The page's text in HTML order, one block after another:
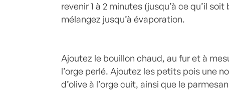
revenir 1 à 2 minutes (jusqu’à ce qu’il
mélangez jusqu’à évaporation.
Ajoutez le bouillon chaud, au fur et à
l’orge perlé. Ajoutez les petits pois une
d’olive à l’orge cuit, ainsi que le